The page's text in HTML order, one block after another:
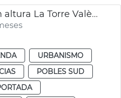
Aparcamientos en altura La Torre València
URBANISMO
POBLES SUD